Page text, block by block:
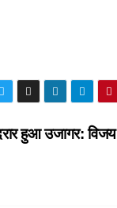
हुआ उजागर: विजय